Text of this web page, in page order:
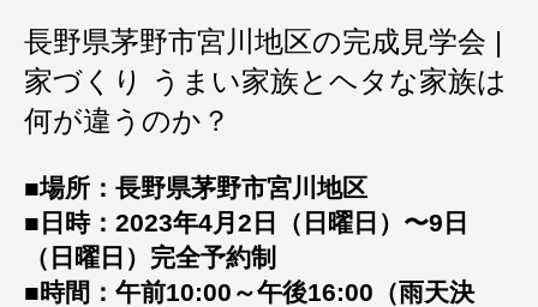
長野県茅野市宮川地区の完成見学会 |
家づくり うまい家族とヘタな家族は
何が違うのか？
■場所：長野県茅野市宮川地区
■日時：2023年4月2日（日曜日）〜9日
（日曜日）完全予約制
■時間：午前10:00～午後16:00（雨天決